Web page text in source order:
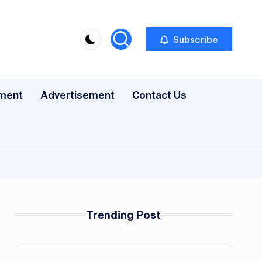
Subscribe
Advertisement Contact Us
Trending Post